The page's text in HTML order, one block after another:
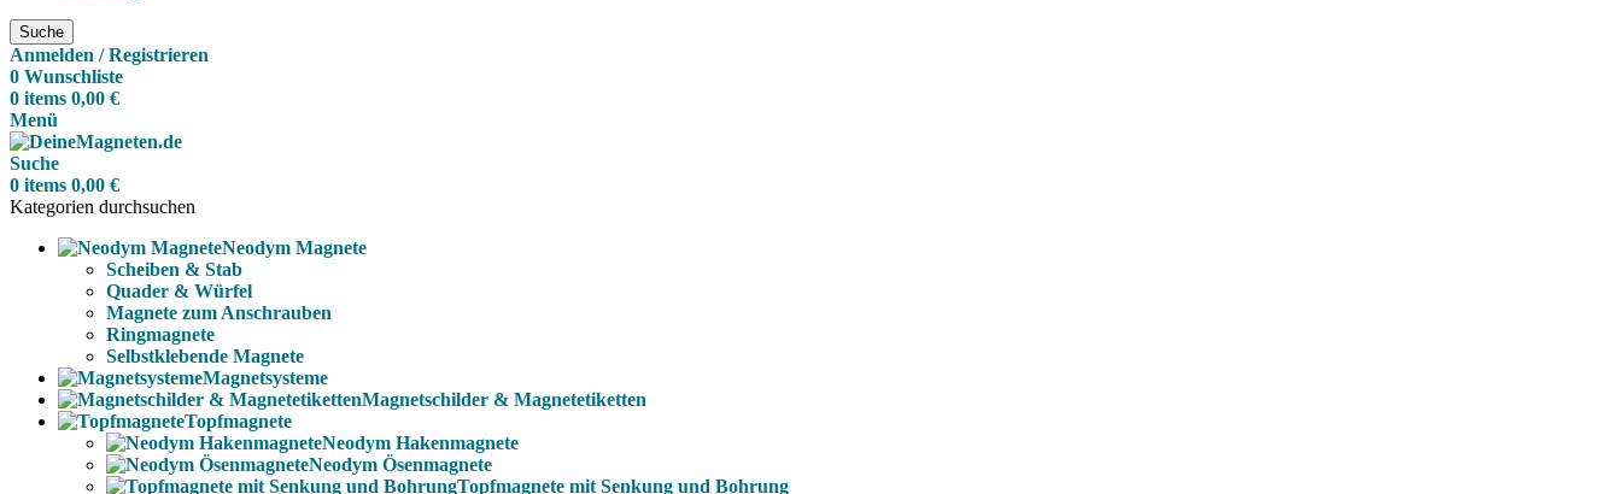
Suche
Anmelden / Registrieren
0 Wunschliste
0 items 0,00 €
Menü
Suche
0 items 0,00 €
Kategorien durchsuchen
Neodym Magnete
Scheiben & Stab
Quader & Würfel
Magnete zum Anschrauben
Ringmagnete
Selbstklebende Magnete
Magnetsysteme
Magnetschilder & Magnetetiketten
Topfmagnete
Neodym Hakenmagnete
Neodym Ösenmagnete
Topfmagnete mit Senkung und Bohrung